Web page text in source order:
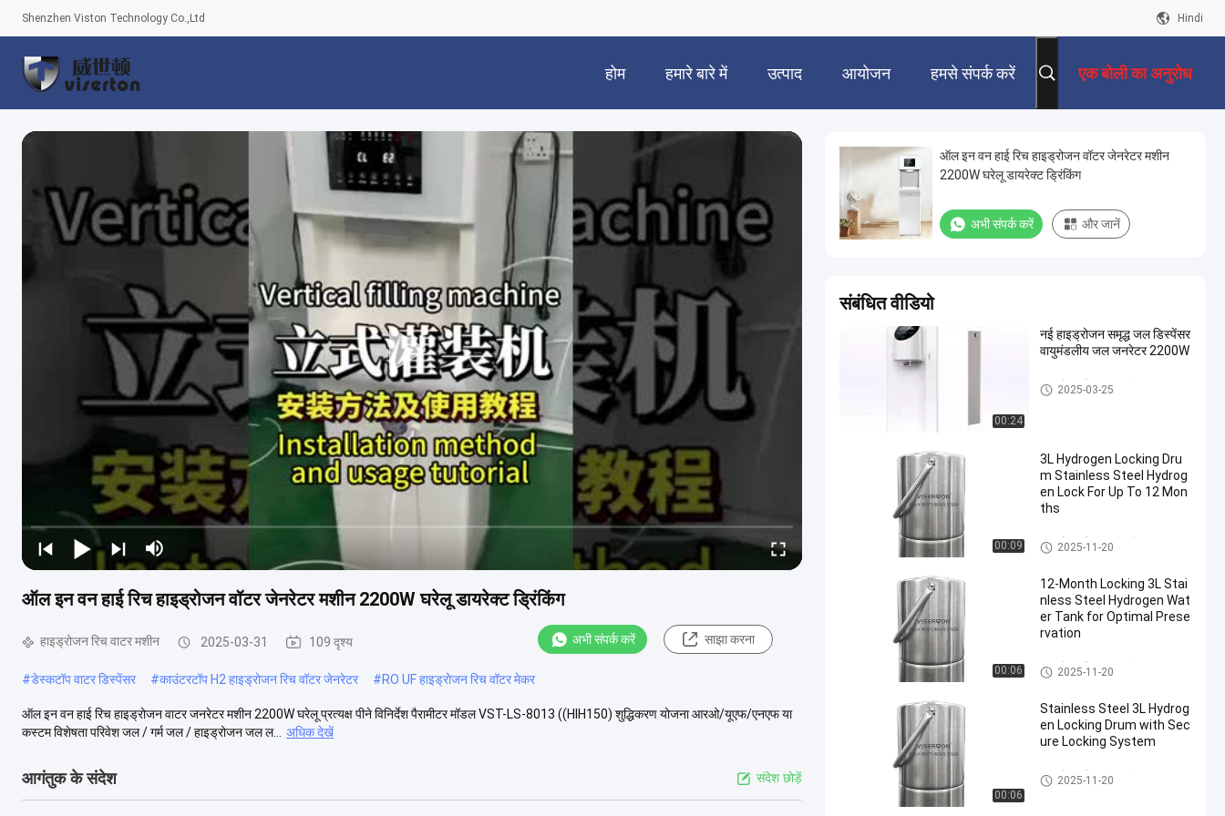
Shenzhen Viston Technology Co.,Ltd Hindi
होम हमारे बारे में उत्पाद आयोजन हमसे संपर्क करें एक बोली का अनुरोध
ऑल इन वन हाई रिच हाइड्रोजन वॉटर जेनरेटर मशीन 2200W घरेलू डायरेक्ट ड्रिंकिंग
हाइड्रोजन रिच वाटर मशीन 2025-03-31 109 दृश्य अभी संपर्क करें साझा करना
#डेस्कटॉप वाटर डिस्पेंसर #काउंटरटॉप H2 हाइड्रोजन रिच वॉटर जेनरेटर #RO UF हाइड्रोजन रिच वॉटर मेकर
ऑल इन वन हाई रिच हाइड्रोजन वाटर जनरेटर मशीन 2200W घरेलू प्रत्यक्ष पीने विनिर्देश पैरामीटर मॉडल VST-LS-8013 ((HIH150) शुद्धिकरण योजना आरओ/यूएफ/एनएफ या
कस्टम विशेषता परिवेश जल / गर्म जल / हाइड्रोजन जल ल...
अधिक देखें
आगंतुक के संदेश संदेश छोड़ें
ऑल इन वन हाई रिच हाइड्रोजन वॉटर जेनरेटर मशीन
2200W घरेलू डायरेक्ट ड्रिंकिंग
अभी संपर्क करें और जानें
संबंधित वीडियो
00:24
नई हाइड्रोजन समृद्ध जल डिस्पेंसर
वायुमंडलीय जल जनरेटर 2200W
हाइड्रोजन रिच वाटर मशीन
2025-03-25
00:09
3L Hydrogen Locking Dru
m Stainless Steel Hydrog
en Lock For Up To 12 Mon
ths
हाइड्रोजन रिच वाटर मशीन
2025-11-20
00:06
12-Month Locking 3L Stai
nless Steel Hydrogen Wat
er Tank for Optimal Prese
rvation
हाइड्रोजन रिच वाटर मशीन
2025-11-20
00:06
Stainless Steel 3L Hydrog
en Locking Drum with Sec
ure Locking System
हाइड्रोजन रिच वाटर मशीन
2025-11-20